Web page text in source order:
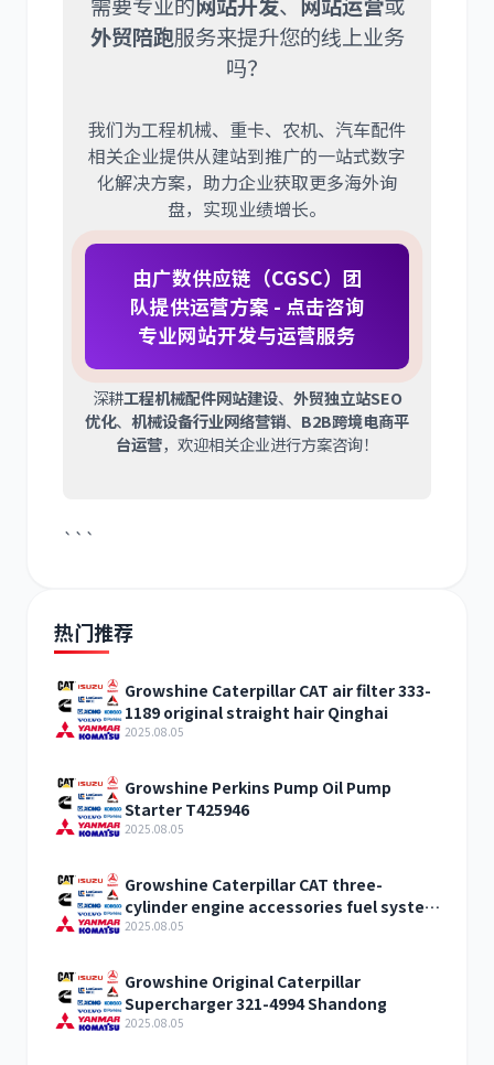
外贸陪跑服务来提升您的线上业务
吗？
我们为工程机械、重卡、农机、汽车配件
相关企业提供从建站到推广的一站式数字
化解决方案，助力企业获取更多海外询
盘，实现业绩增长。
由广数供应链（CGSC）团
队提供运营方案 - 点击咨询
专业网站开发与运营服务
深耕工程机械配件网站建设、 外贸独立站SEO
优化、 机械设备行业网络营销、 B2B跨境电商平
台运营，欢迎相关企业进行方案咨询！
```
热门推荐
Growshine Caterpillar CAT air filter 333-
1189 original straight hair Qinghai
2025.08.05
Growshine Perkins Pump Oil Pump
Starter T425946
2025.08.05
Growshine Caterpillar CAT three-
cylinder engine accessories fuel system
inquiry
2025.08.05
Growshine Original Caterpillar
Supercharger 321-4994 Shandong
2025.08.05